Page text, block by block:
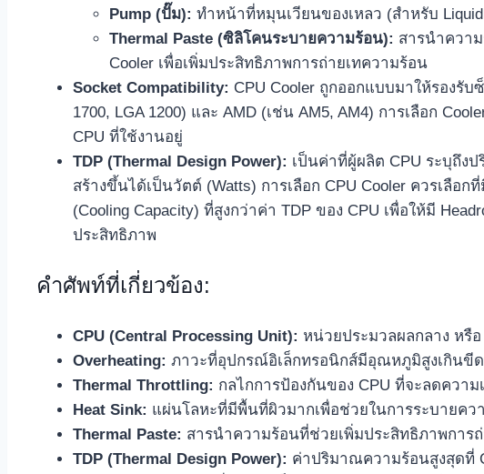
Pump (ปั๊ม): ทำหน้าที่หมุนเวียนของเหลว (สำหรับ Liquid
Thermal Paste (ซิลิโคนระบายความร้อน): สารนำควา
Cooler เพื่อเพิ่มประสิทธิภาพการถ่ายเทความร้อน
Socket Compatibility: CPU Cooler ถูกออกแบบมาให้รองรับ
1700, LGA 1200) และ AMD (เช่น AM5, AM4) การเลือก
CPU ที่ใช้งานอยู่
TDP (Thermal Design Power): เป็นค่าที่ผู้ผลิต CPU ระบุถึง
สร้างขึ้นได้เป็นวัตต์ (Watts) การเลือก CPU Cooler ควรเลือ
(Cooling Capacity) ที่สูงกว่าค่า TDP ของ CPU เพื่อให้มี
ประสิทธิภาพ
คำศัพท์ที่เกี่ยวข้อง:
CPU (Central Processing Unit): หน่วยประมวลผลกลาง หรือ
Overheating: ภาวะที่อุปกรณ์อิเล็กทรอนิกส์มีอุณหภูมิสูงเกินขี
Thermal Throttling: กลไกการป้องกันของ CPU ที่จะลดควา
Heat Sink: แผ่นโลหะที่มีพื้นที่ผิวมากเพื่อช่วยในการระบายคว
Thermal Paste: สารนำความร้อนที่ช่วยเพิ่มประสิทธิภาพการ
TDP (Thermal Design Power): ค่าปริมาณความร้อนสูงสุดที่